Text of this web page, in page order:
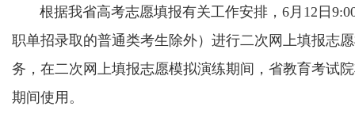
根据我省高考志愿填报有关工作安排，6月12日
职单招录取的普通类考生除外）进行二次网上填报志
务，在二次网上填报志愿模拟演练期间，省教育考试
期间使用。